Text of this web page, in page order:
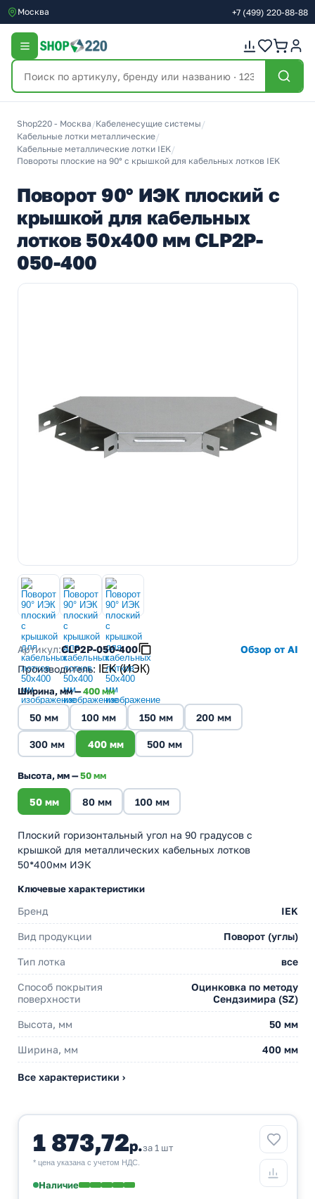
Москва +7 (499) 220-88-88
Shop220 - Москва /Кабеленесущие системы /
Кабельные лотки металлические/
Кабельные металлические лотки IEK/
Повороты плоские на 90° с крышкой для кабельных лотков IEK
Поворот 90° ИЭК плоский с
крышкой для кабельных
лотков 50х400 мм CLP2P-
050-400
Артикул:CLP2P-050-400
Обзор от AI
Производитель: IEK (ИЭК)
Ширина, мм —400 мм
50 мм 100 мм 150 мм 200 мм
300 мм 400 мм 500 мм
Высота, мм —50 мм
50 мм 80 мм 100 мм
Плоский горизонтальный угол на 90 градусов с
крышкой для металлических кабельных лотков
50*400мм ИЭК
Ключевые характеристики
Бренд IEK
Вид продукции Поворот (углы)
Тип лотка все
Способ покрытия
поверхности
Оцинковка по методу
Сендзимира (SZ)
Высота, мм 50 мм
Ширина, мм 400 мм
Все характеристики ›
1 873,72р.за 1 шт
* цена указана с учетом НДС.
Наличие